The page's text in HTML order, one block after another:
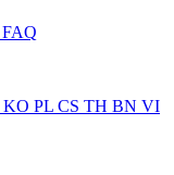
FAQ
KO PL CS TH BN VI